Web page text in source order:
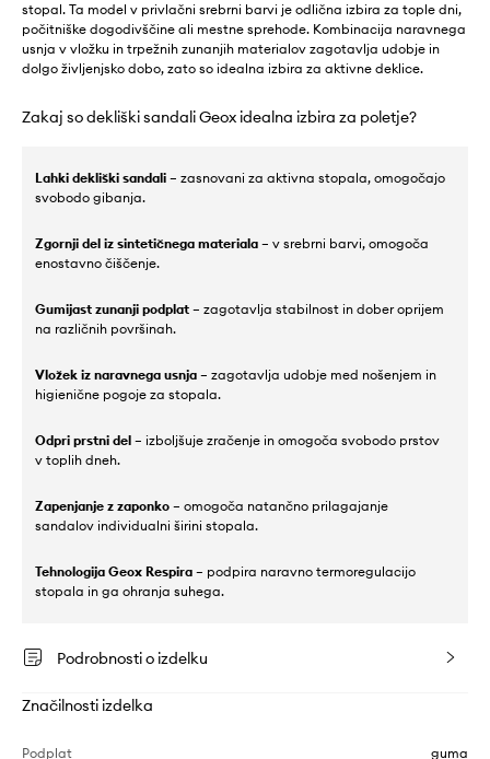
stopal. Ta model v privlačni srebrni barvi je odlična izbira za tople dni,
počitniške dogodivščine ali mestne sprehode. Kombinacija naravnega
usnja v vložku in trpežnih zunanjih materialov zagotavlja udobje in
dolgo življenjsko dobo, zato so idealna izbira za aktivne deklice.
Zakaj so dekliški sandali Geox idealna izbira za poletje?
Lahki dekliški sandali – zasnovani za aktivna stopala, omogočajo
svobodo gibanja.
Zgornji del iz sintetičnega materiala – v srebrni barvi, omogoča
enostavno čiščenje.
Gumijast zunanji podplat – zagotavlja stabilnost in dober oprijem
na različnih površinah.
Vložek iz naravnega usnja – zagotavlja udobje med nošenjem in
higienične pogoje za stopala.
Odpri prstni del – izboljšuje zračenje in omogoča svobodo prstov
v toplih dneh.
Zapenjanje z zaponko – omogoča natančno prilagajanje
sandalov individualni širini stopala.
Tehnologija Geox Respira – podpira naravno termoregulacijo
stopala in ga ohranja suhega.
Podrobnosti o izdelku
Značilnosti izdelka
Podplat guma